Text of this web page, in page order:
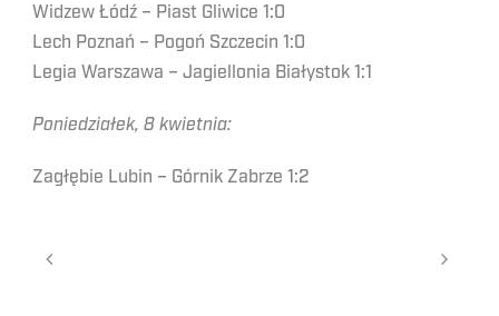
Widzew Łódź – Piast Gliwice 1:0
Lech Poznań – Pogoń Szczecin 1:0
Legia Warszawa – Jagiellonia Białystok 1:1
Poniedziałek, 8 kwietnia:
Zagłębie Lubin – Górnik Zabrze 1:2